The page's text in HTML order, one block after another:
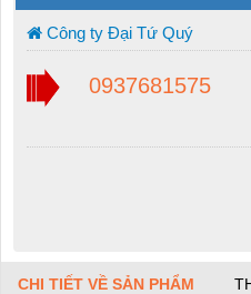
Công ty Đại Tứ Quý
0937681575
CHI TIẾT VỀ SẢN PHẨM